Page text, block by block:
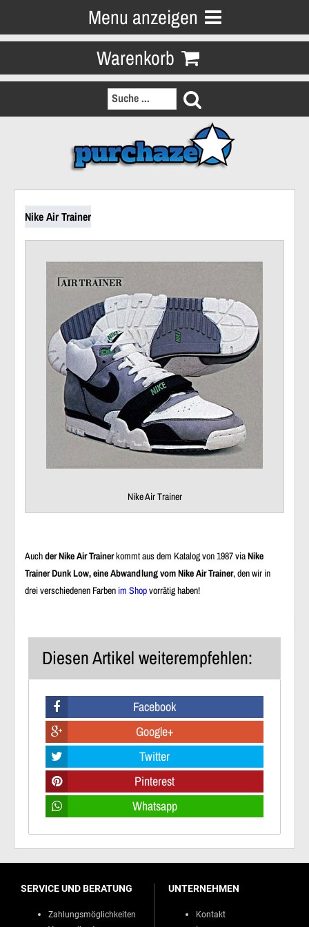
Menu anzeigen
Warenkorb
Nike Air Trainer
Nike Air Trainer
Auchder Nike Air Trainerkommt aus dem Katalog von 1987 viaNike
Trainer Dunk Low, eine Abwandlung vom Nike Air Trainer, den wir in
drei verschiedenen Farben im Shopvorrätig haben!
Diesen Artikel weiterempfehlen:
Facebook
Google+
Twitter
Pinterest
Whatsapp
SERVICE UND BERATUNG
Zahlungsmöglichkeiten
UNTERNEHMEN
Kontakt